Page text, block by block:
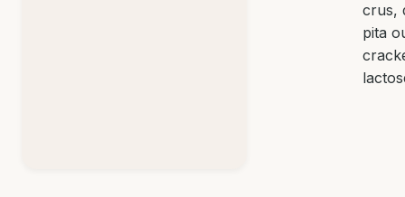
crus,
pita